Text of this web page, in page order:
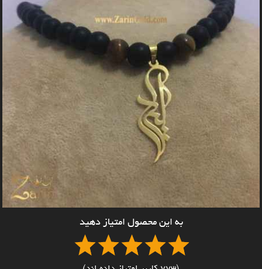
به این محصول امتیاز دهید